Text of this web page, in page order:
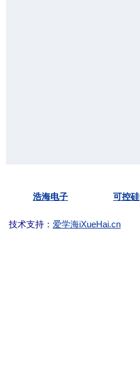
浩海电子
可控硅
技术支持： 爱学海iXueHai.cn